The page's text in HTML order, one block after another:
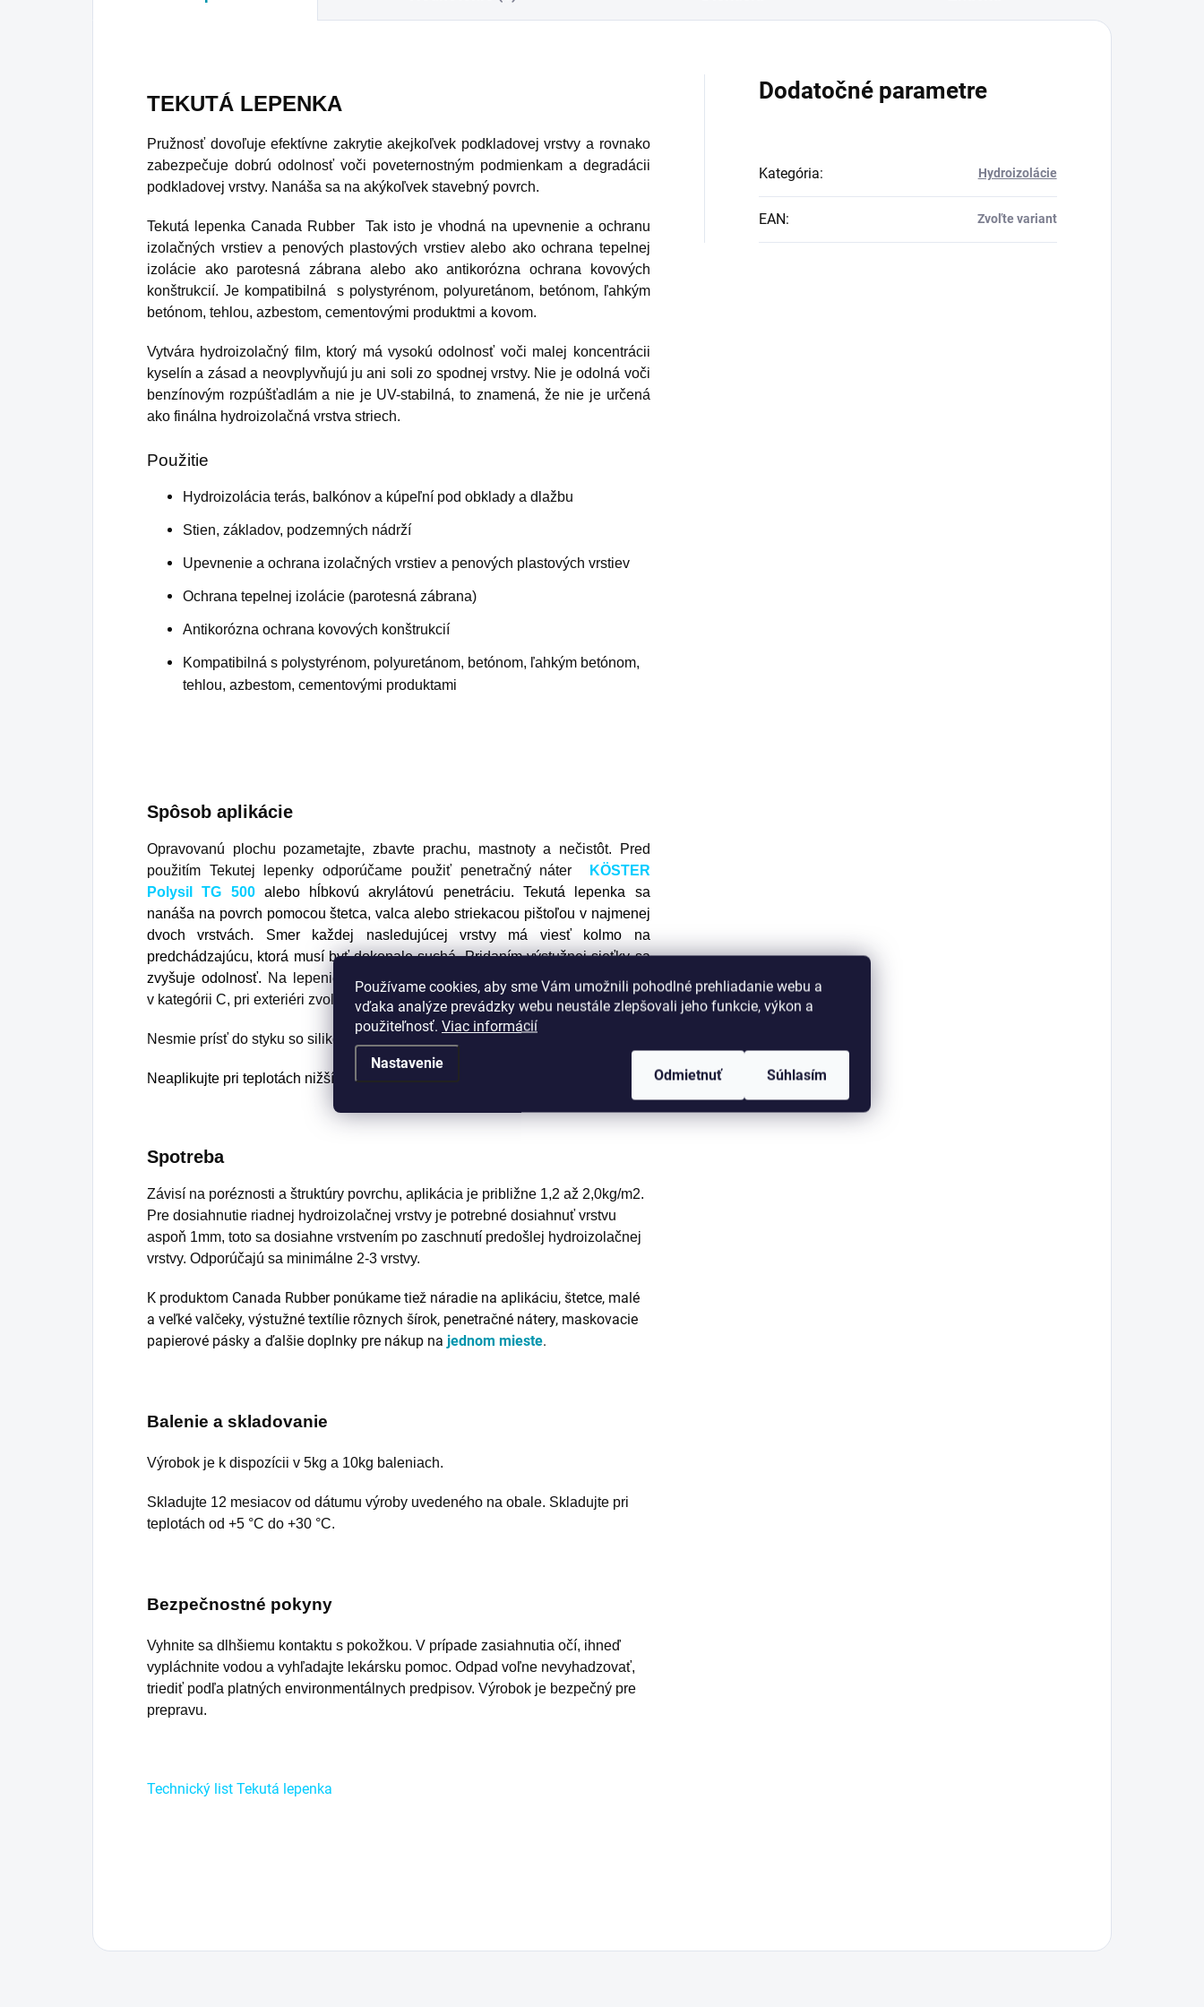
Používame cookies, aby sme Vám umožnili pohodlné prehliadanie webu a
vďaka analýze prevádzky webu neustále zlepšovali jeho funkcie, výkon a
použiteľnosť. Viac informácií
Nastavenie
Odmietnuť Súhlasím
TEKUTÁ LEPENKA
Pružnosť dovoľuje efektívne zakrytie akejkoľvek podkladovej vrstvy a rovnako
zabezpečuje dobrú odolnosť voči poveternostným podmienkam a degradácii
podkladovej vrstvy. Nanáša sa na akýkoľvek stavebný povrch.
Tekutá lepenka Canada Rubber Tak isto je vhodná na upevnenie a ochranu
izolačných vrstiev a penových plastových vrstiev alebo ako ochrana tepelnej
izolácie ako parotesná zábrana alebo ako antikorózna ochrana kovových
konštrukcií. Je kompatibilná s polystyrénom, polyuretánom, betónom, ľahkým
betónom, tehlou, azbestom, cementovými produktmi a kovom.
Vytvára hydroizolačný film, ktorý má vysokú odolnosť voči malej koncentrácii
kyselín a zásad a neovplyvňujú ju ani soli zo spodnej vrstvy. Nie je odolná voči
benzínovým rozpúšťadlám a nie je UV-stabilná, to znamená, že nie je určená
ako finálna hydroizolačná vrstva striech.
Použitie
Hydroizolácia terás, balkónov a kúpeľní pod obklady a dlažbu
Stien, základov, podzemných nádrží
Upevnenie a ochrana izolačných vrstiev a penových plastových vrstiev
Ochrana tepelnej izolácie (parotesná zábrana)
Antikorózna ochrana kovových konštrukcií
Kompatibilná s polystyrénom, polyuretánom, betónom, ľahkým betónom,
tehlou, azbestom, cementovými produktami
Spôsob aplikácie
Opravovanú plochu pozametajte, zbavte prachu, mastnoty a nečistôt.
Pred
použitím Tekutej lepenky odporúčame použiť penetračný náter
KÖSTER
Polysil TG 500
alebo hĺbkovú akrylátovú penetráciu. Tekutá lepenka sa
nanáša na povrch pomocou štetca, valca alebo striekacou pištoľou v najmenej
dvoch vrstvách. Smer každej nasledujúcej vrstvy má viesť kolmo na
predchádzajúcu, ktorá musí byť dokonale suchá. Pridaním výstužnej sieťky sa
zvyšuje odolnosť. Na lepenie obkladov a dlažieb použite cementové lepidlo
v kategórii C, pri exteriéri zvoľte mrazuvzdorné cementové flexibilné lepidlo.
Nesmie prísť do styku so silikónom.
Neaplikujte pri teplotách nižších ako 5 °C.
Spotreba
Závisí na poréznosti a štruktúry povrchu, aplikácia je približne 1,2 až 2,0kg/m2.
Pre dosiahnutie riadnej hydroizolačnej vrstvy je potrebné dosiahnuť vrstvu
aspoň 1mm, toto sa dosiahne vrstvením po zaschnutí predošlej hydroizolačnej
vrstvy. Odporúčajú sa minimálne 2-3 vrstvy.
K produktom Canada Rubber ponúkame tiež náradie na aplikáciu, štetce, malé
a veľké valčeky, výstužné textílie rôznych šírok, penetračné nátery, maskovacie
papierové pásky a ďalšie doplnky pre nákup na jednom mieste.
Balenie a skladovanie
Výrobok je k dispozícii v 5kg a 10kg baleniach.
Skladujte 12 mesiacov od dátumu výroby uvedeného na obale. Skladujte pri
teplotách od +5 °C do +30 °C.
Bezpečnostné pokyny
Vyhnite sa dlhšiemu kontaktu s pokožkou. V prípade zasiahnutia očí, ihneď
vypláchnite vodou a vyhľadajte lekársku pomoc. Odpad voľne nevyhadzovať,
triediť podľa platných environmentálnych predpisov. Výrobok je bezpečný pre
prepravu.
Technický list Tekutá lepenka
Dodatočné parametre
Kategória: Hydroizolácie
EAN: Zvoľte variant